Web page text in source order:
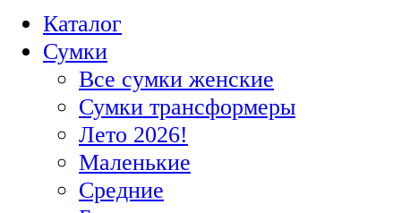
Каталог
Сумки
Все сумки женские
Сумки трансформеры
Лето 2026!
Маленькие
Средние